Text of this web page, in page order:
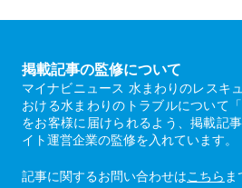
掲載記事の監修について
マイナビニュース 水まわりのレスキ
おける水まわりのトラブルについて
をお客様に届けられるよう、掲載記
イト運営企業の監修を入れています。
記事に関するお問い合わせはこちら ま